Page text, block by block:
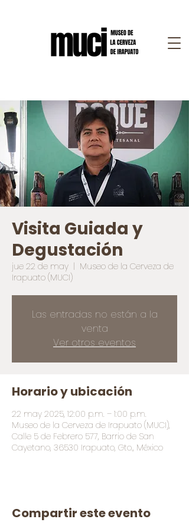
Visita Guiada y
Degustación
jue 22 de may
  |
Museo de la Cerveza de
Irapuato (MUCI)
Las entradas no están a la
venta
Ver otros eventos
Horario y ubicación
22 may 2025, 12:00 p.m. – 1:00 p.m.
Museo de la Cerveza de Irapuato (MUCI),
Calle 5 de Febrero 577, Barrio de San
Cayetano, 36530 Irapuato, Gto., México
Compartir este evento